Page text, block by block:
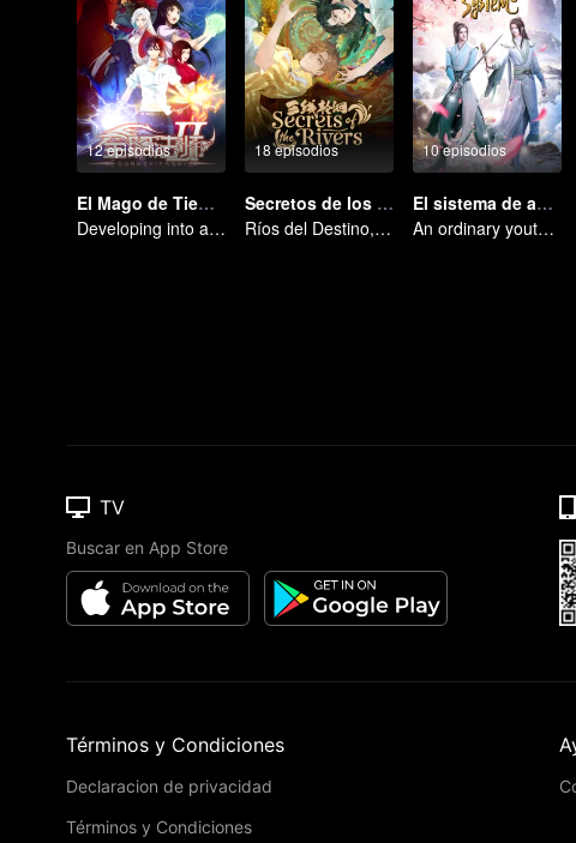
12 episodios
El Mago de Tiempo Completo Temporada 2
Developing into a school genius
18 episodios
Secretos de los tres ríos
Ríos del Destino, Secretos del Ciclo
10 episodios
El sistema de auto-salvación del villano escoria
An ordinary youth crossing as a villain into the book and abusing the hero!
TV
Buscar en App Store
Términos y Condiciones
Declaracion de privacidad
Términos y Condiciones